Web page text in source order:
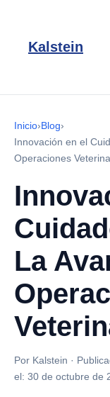
Kalstein
Inicio›Blog›
Innovación en el
Operaciones
La
Por Kalstein ·
el: 30 de octubre de